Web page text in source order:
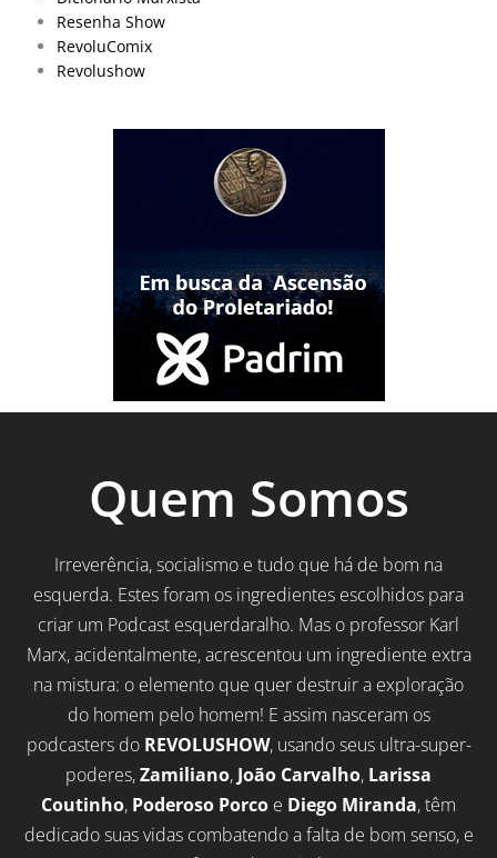
Resenha Show
RevoluComix
Revolushow
Quem Somos
Irreverência, socialismo e tudo que há de bom na
esquerda. Estes foram os ingredientes escolhidos para
criar um Podcast esquerdaralho. Mas o professor Karl
Marx, acidentalmente, acrescentou um ingrediente extra
na mistura: o elemento que quer destruir a exploração
do homem pelo homem! E assim nasceram os
podcasters do REVOLUSHOW, usando seus ultra-super-
poderes,Zamiliano, João Carvalho, Larissa
Coutinho, Poderoso Porco e Diego Miranda, têm
dedicado suas vidas combatendo a falta de bom senso, e